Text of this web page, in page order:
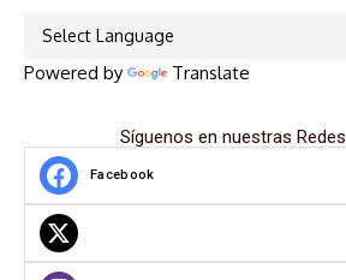
Powered by Translate
Síguenos en nuestras
Facebook